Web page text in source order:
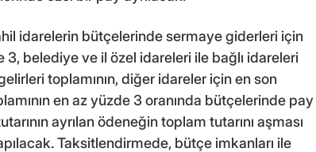
idarelerin bütçelerinde sermaye giderleri için
belediye ve il özel idareleri ile bağlı idareleri
toplamının, diğer idareler için en son
en az yüzde 3 oranında bütçelerinde pay
ayrılan ödeneğin toplam tutarını aşması
Taksitlendirmede, bütçe imkanları ile